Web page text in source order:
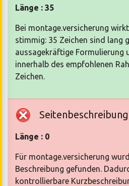
Länge : 35
Bei montage.versicherung
stimmig: 35 Zeichen sind lang
aussagekräftige Formulierung
innerhalb des empfohlenen
Zeichen.
Seitenbeschreibung
Länge : 0
Für montage.versicherung
Beschreibung gefunden.
kontrollierbare